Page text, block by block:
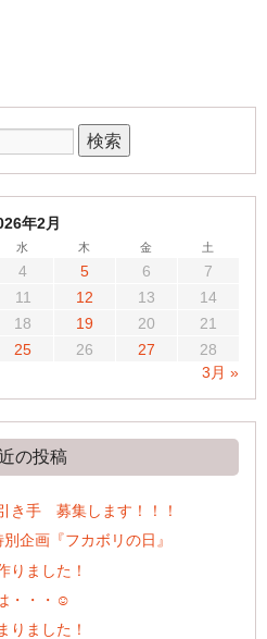
年2月
水 木 金 土
4 5 6
7
11 12 13
14
18 19 20
21
25 26 27
28
3月 »
の投稿
き手 募集します！！！
企画『フカボリの日』
りました！
・・・☺
りました！